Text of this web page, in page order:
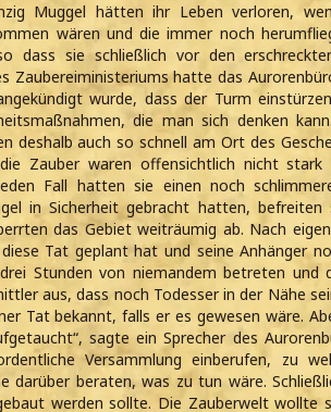
Muggel hätten ihr Leben verloren,
wären und die immer noch
dass sie schließlich vor den
Zaubereiministeriums hatte das
wurde, dass der Turm
die man sich denken
deshalb auch so schnell am Ort des
Zauber waren offensichtlich nicht
Fall hatten sie einen noch
in Sicherheit gebracht hatten, befreiten
das Gebiet weiträumig ab. Nach
Tat geplant hat und seine Anhänger
Stunden von niemandem betreten und
aus, dass noch Todesser in der Nähe
Tat bekannt, falls er es gewesen wäre.
sagte ein Sprecher des
Versammlung einberufen, zu
darüber beraten, was zu tun wäre.
werden sollte. Die Zauberwelt wollte